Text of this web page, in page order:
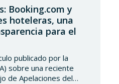
Booking.com y
hoteleras, una
para el
publicado por la
sobre una reciente
de Apelaciones del